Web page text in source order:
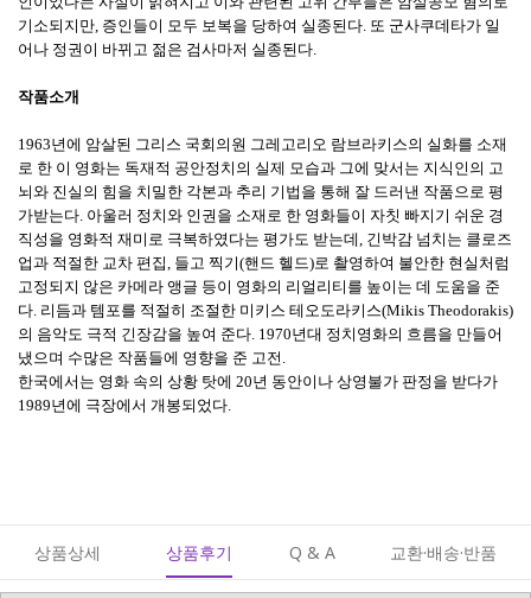
기소되지만, 증인들이 모두 보복을 당하여 실종된다. 또 군사쿠데타가 일
어나 정권이 바뀌고 젊은 검사마저 실종된다.
작품소개
1963년에 암살된 그리스 국회의원 그레고리오 람브라키스의 실화를 소재
로 한 이 영화는 독재적 공안정치의 실제 모습과 그에 맞서는 지식인의 고
뇌와 진실의 힘을 치밀한 각본과 추리 기법을 통해 잘 드러낸 작품으로 평
가받는다. 아울러 정치와 인권을 소재로 한 영화들이 자칫 빠지기 쉬운 경
직성을 영화적 재미로 극복하였다는 평가도 받는데, 긴박감 넘치는 클로즈
업과 적절한 교차 편집, 들고 찍기(핸드 헬드)로 촬영하여 불안한 현실처럼
고정되지 않은 카메라 앵글 등이 영화의 리얼리티를 높이는 데 도움을 준
다. 리듬과 템포를 적절히 조절한 미키스 테오도라키스(Mikis Theodorakis)
의 음악도 극적 긴장감을 높여 준다. 1970년대 정치영화의 흐름을 만들어
냈으며 수많은 작품들에 영향을 준 고전.
한국에서는 영화 속의 상황 탓에 20년 동안이나 상영불가 판정을 받다가
1989년에 극장에서 개봉되었다.
상품상세 상품후기 Q & A 교환·배송·반품